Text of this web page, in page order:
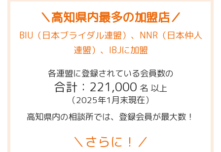
＼高知県内最多の加盟店／
BIU（日本ブライダル連盟）、NNR（日本仲人
連盟）、IBJに加盟
各連盟に登録されている会員数の
合計：221,000 名 以上
（2025年1月末現在）
高知県内の相談所では、登録会員が最大数！
＼さらに！／